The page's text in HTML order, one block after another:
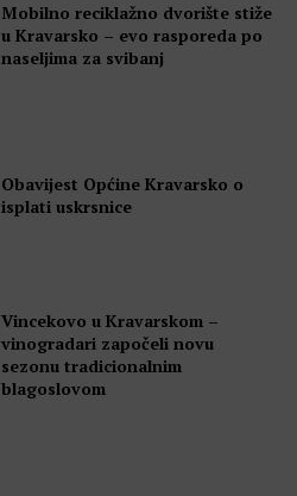
Mobilno reciklažno dvorište stiže
u Kravarsko – evo rasporeda po
naseljima za svibanj
Obavijest Općine Kravarsko o
isplati uskrsnice
Vincekovo u Kravarskom –
vinogradari započeli novu
sezonu tradicionalnim
blagoslovom